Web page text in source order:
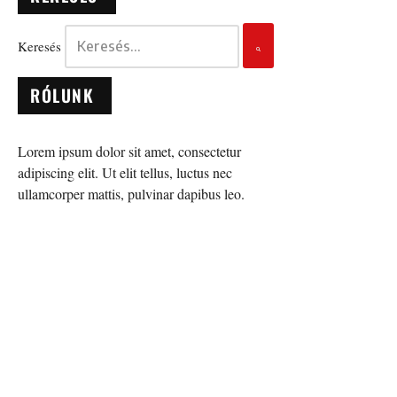
Keresés
RÓLUNK
Lorem ipsum dolor sit amet, consectetur
adipiscing elit. Ut elit tellus, luctus nec
ullamcorper mattis, pulvinar dapibus leo.